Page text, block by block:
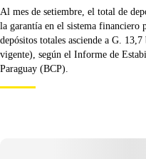
Al mes de setiembre, el total de
la garantía en el sistema financiero
depósitos totales asciende a G.
vigente), según el Informe de
Paraguay (BCP).